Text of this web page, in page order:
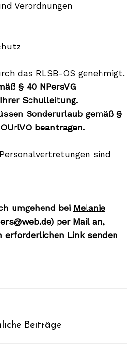
Verordnungen
das RLSB-OS genehmigt.
§ 40 NPersVG
Schulleitung.
Sonderurlaub gemäß §
beantragen.
sind
umgehend bei Melanie
per Mail an,
erforderlichen Link senden
Beiträge